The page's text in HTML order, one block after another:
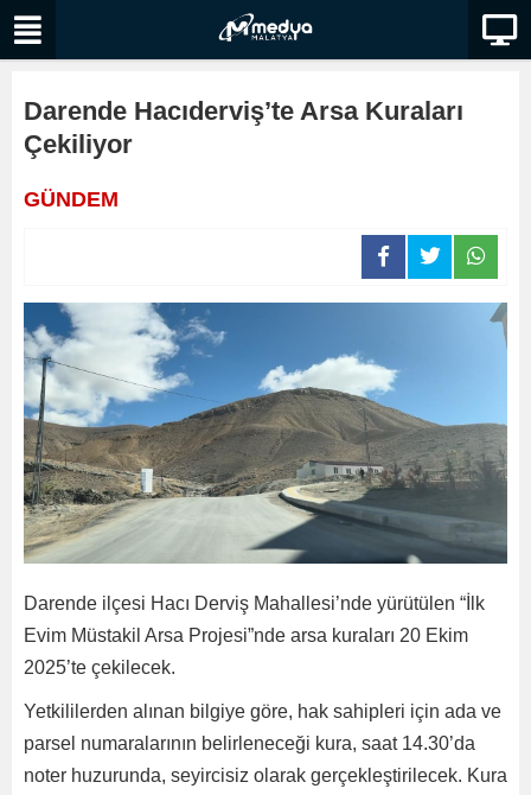
Darende Hacıderviş’te Arsa Kuraları
Çekiliyor
GÜNDEM
Darende ilçesi Hacı Derviş Mahallesi’nde yürütülen “İlk
Evim Müstakil Arsa Projesi”nde arsa kuraları 20 Ekim
2025’te çekilecek.
Yetkililerden alınan bilgiye göre, hak sahipleri için ada ve
parsel numaralarının belirleneceği kura, saat 14.30’da
noter huzurunda, seyircisiz olarak gerçekleştirilecek. Kura